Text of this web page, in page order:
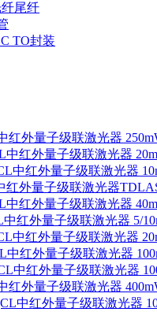
纤尾纤
TO封装
红外量子级联激光器
中红外量子级联激光器
中红外量子级联激光器
红外量子级联激光器
中红外量子级联激光器
红外量子级联激光器 5/
中红外量子级联激光器
中红外量子级联激光器
中红外量子级联激光器
红外量子级联激光器
中红外量子级联激光器